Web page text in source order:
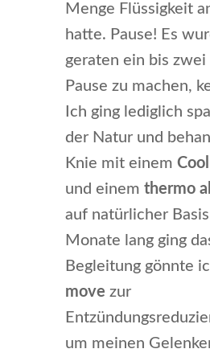
Menge Flüssigkeit
hatte. Pause! Es
geraten ein bis
Pause zu machen,
Ich ging lediglich
der Natur und
Knie mit einem
und einem thermo
auf natürlicher
Monate lang ging
Begleitung gönnte
move zur
um meinen